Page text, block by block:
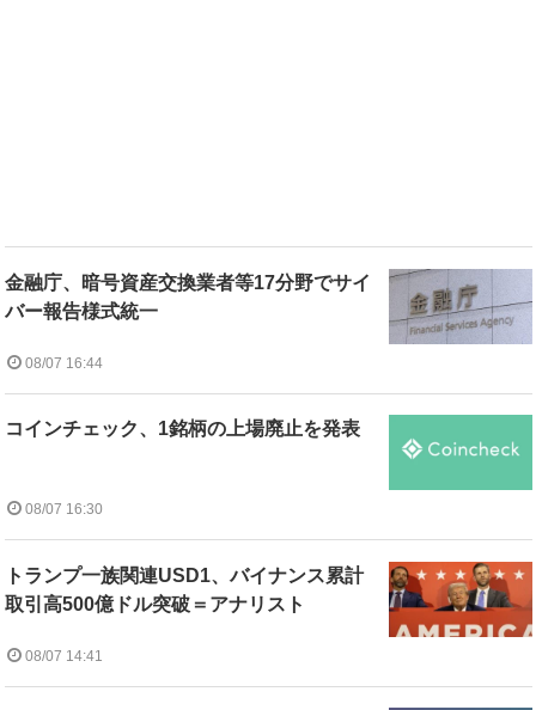
金融庁、暗号資産交換業者等17分野でサイ
バー報告様式統一
08/07 16:44
コインチェック、1銘柄の上場廃止を発表
08/07 16:30
トランプ一族関連USD1、バイナンス累計
取引高500億ドル突破＝アナリスト
08/07 14:41